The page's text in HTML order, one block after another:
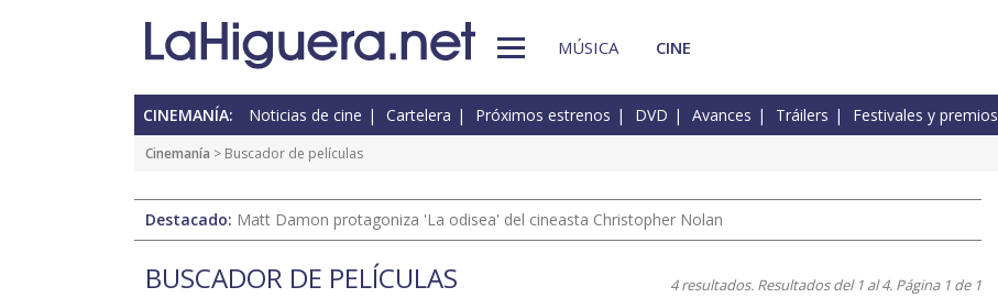
MÚSICA CINE
CINEMANÍA: Noticias de cine Cartelera Próximos estrenos DVD Avances Tráilers Festivales y premios
Cinemanía > Buscador de películas
Destacado: Matt Damon protagoniza 'La odisea' del cineasta Christopher Nolan
BUSCADOR DE PELÍCULAS 4 resultados. Resultados del 1 al 4. Página 1 de 1